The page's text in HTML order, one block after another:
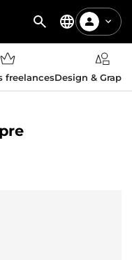
freelancesDesign &